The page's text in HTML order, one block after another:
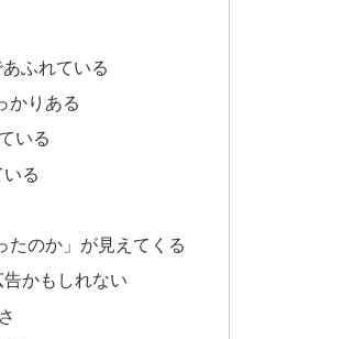
ふれている
かりある
いる
る
たのか」が見えてくる
かもしれない